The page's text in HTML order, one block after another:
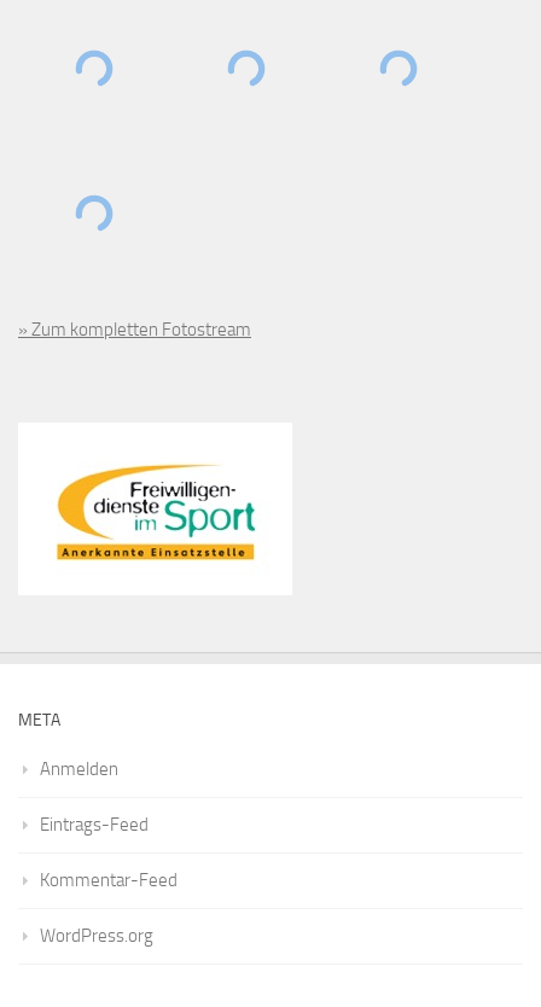
» Zum kompletten Fotostream
META
Anmelden
Eintrags-Feed
Kommentar-Feed
WordPress.org